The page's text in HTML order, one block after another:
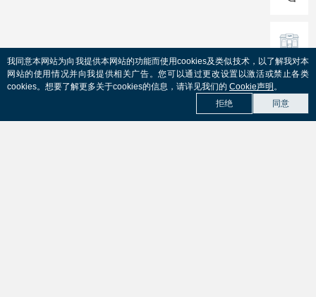
我同意本网站为向我提供本网站的功能而使用cookies及类似技术，以了解我对本
网站的使用情况并向我提供相关广告。您可以通过更改设置以激活或禁止各类
cookies。想要了解更多关于cookies的信息，请详见我们的 Cookie声明 。
拒绝
同意